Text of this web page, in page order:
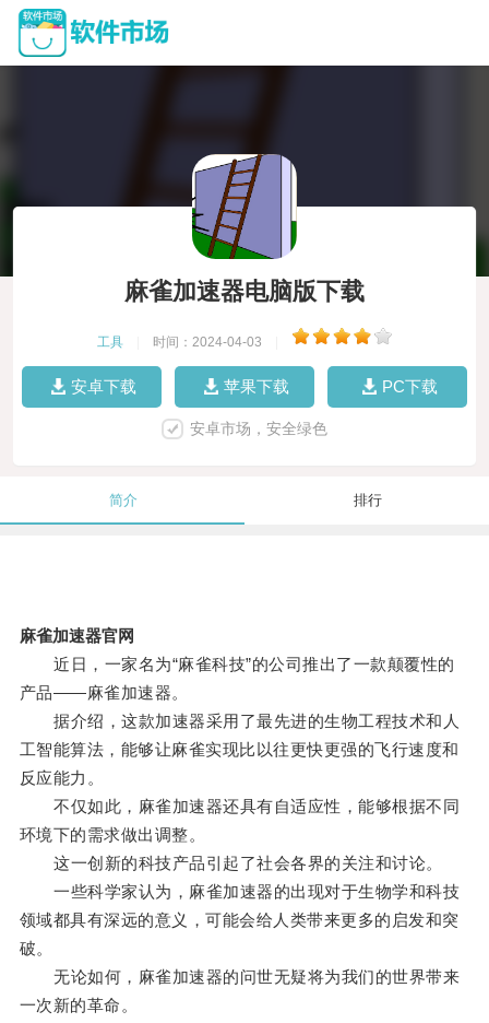
麻雀加速器电脑版下载
工具 时间：2024-04-03
安卓下载 苹果下载 PC下载
安卓市场，安全绿色
简介 排行
麻雀加速器官网
近日，一家名为“麻雀科技”的公司推出了一款颠覆性的
产品——麻雀加速器。
据介绍，这款加速器采用了最先进的生物工程技术和人
工智能算法，能够让麻雀实现比以往更快更强的飞行速度和
反应能力。
不仅如此，麻雀加速器还具有自适应性，能够根据不同
环境下的需求做出调整。
这一创新的科技产品引起了社会各界的关注和讨论。
一些科学家认为，麻雀加速器的出现对于生物学和科技
领域都具有深远的意义，可能会给人类带来更多的启发和突
破。
无论如何，麻雀加速器的问世无疑将为我们的世界带来
一次新的革命。